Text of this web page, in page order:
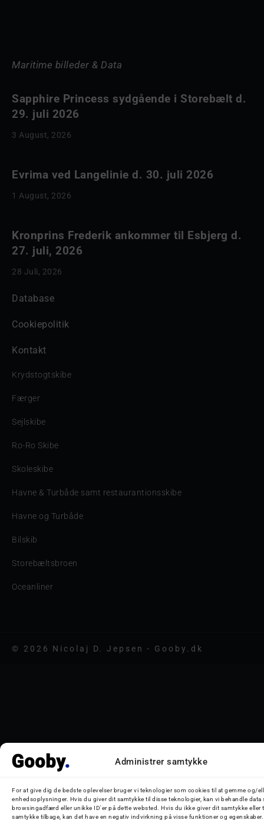
Administrer samtykke
For at give dig de bedste oplevelser bruger vi teknologier som cookies til at gemme og/
enhedsoplysninger. Hvis du giver dit samtykke til disse teknologier, kan vi behandle data
browsingadfærd eller unikke ID'er på dette websted. Hvis du ikke giver dit samtykke eller
samtykke tilbage, kan det have en negativ indvirkning på visse funktioner og egenskaber.
Maritime billeder & Data
Sapphire Princess sydgående i Storebælt d.
29. juli 2026
3 August, 2026
Evrima ved Langelinie d. 30. juli 2026
1 August, 2026
Kronprins Frederik ankommer til Esbjerg d.
27. juli, 2026
28 Juli, 2026
Database
Cookiepolitik
Kontakt
Krydstogtskibe
Færger
Sejlskibe
Ro-Ro Skibe
Skoleskibe
Havne & Turbåde samt restaurantionsskibe
Havne og Turbåde
Bilskib
Storebæltsbroen
Oceanliner
© 2026 Nicolaj D. Jepsen - Gooby.dk